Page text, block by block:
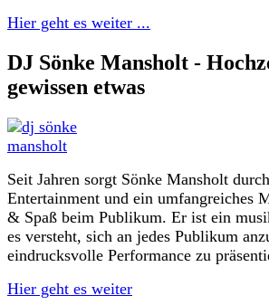
Hier geht es weiter ...
DJ Sönke Mansholt -
gewissen etwas
Seit Jahren sorgt Sönke Mansholt
Entertainment und ein umfangreiches
& Spaß beim Publikum. Er ist ein
es versteht, sich an jedes Publikum
eindrucksvolle Performance zu
Hier geht es weiter